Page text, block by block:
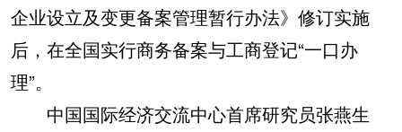
企业设立及变更备案管理暂行办法》修订实施
后，在全国实行商务备案与工商登记“一口办
理”。
中国国际经济交流中心首席研究员张燕生